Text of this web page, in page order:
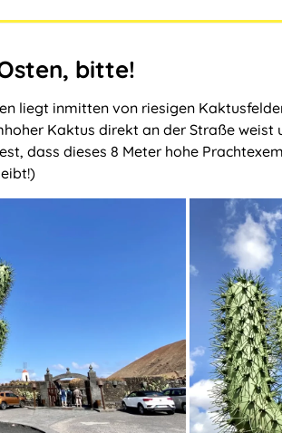
bitte!
liegt inmitten von riesigen
Kaktus direkt an der Straße weist
dass dieses 8 Meter hohe